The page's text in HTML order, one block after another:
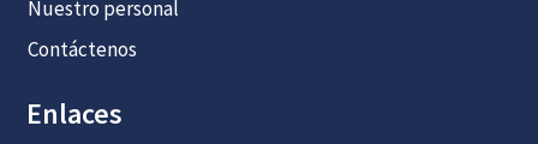
Nuestro personal
Contáctenos
Enlaces